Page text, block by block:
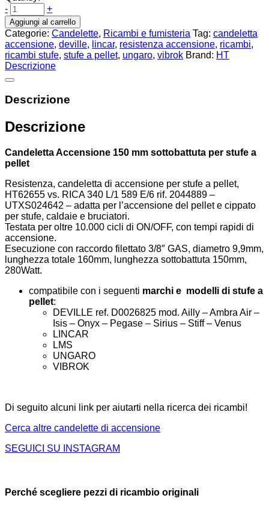
-
+
Aggiungi al carrello
Categorie: Candelette, Ricambi e fumisteria Tag: candeletta
accensione, deville, lincar, resistenza accensione, ricambi,
ricambi stufe, stufe a pellet, ungaro, vibrok Brand: HT
Descrizione
Descrizione
Descrizione
Candeletta Accensione 150 mm sottobattuta per stufe a
pellet
Resistenza, candeletta di accensione per stufe a pellet,
HT62655 vs. RICA 340 L/1 589 E/6 rif. 2044889 –
UTXS024642 – adatta per l’accensione del pellet e cippato
per stufe, caldaie e bruciatori.
Testata per oltre 10.000 cicli di ON/OFF, con tempi rapidi di
accensione.
Esecuzione con raccordo filettato 3/8″ GAS, diametro 9,9mm,
lunghezza totale 160mm, lunghezza sottobattuta 150mm,
280Watt.
compatibile con i seguenti marchi e modelli di stufe a
pellet:
DEVILLE ref. D0026825 mod. Ailly – Ambra Air –
Isis – Onyx – Pegase – Sirius – Stiff – Venus
LINCAR
LMS
UNGARO
VIBROK
Di seguito alcuni link per aiutarti nella ricerca dei ricambi!
Cerca altre candelette di accensione
SEGUICI SU INSTAGRAM
Perché scegliere pezzi di ricambio originali